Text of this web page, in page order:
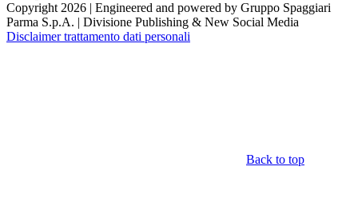
Copyright 2026 | Engineered and powered by Gruppo Spaggiari
Parma S.p.A. | Divisione Publishing & New Social Media
Disclaimer trattamento dati personali
Back to top